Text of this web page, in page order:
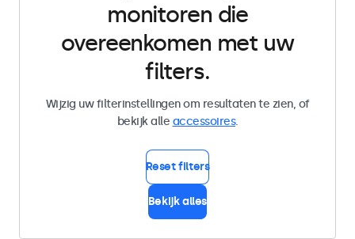
monitoren die
overeenkomen met uw
filters.
Wijzig uw filterinstellingen om resultaten te zien, of
bekijk alle accessoires.
Reset filters
Bekijk alles